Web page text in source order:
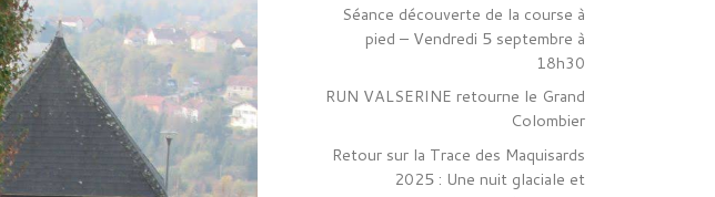
Séance découverte de la course à
pied – Vendredi 5 septembre à
18h30
RUN VALSERINE retourne le Grand
Colombier
Retour sur la Trace des Maquisards
2025 : Une nuit glaciale et